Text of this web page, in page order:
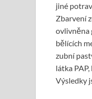
jiné
Zbarvení
ovlivněna
bělících
zubní
látka
Výsledky